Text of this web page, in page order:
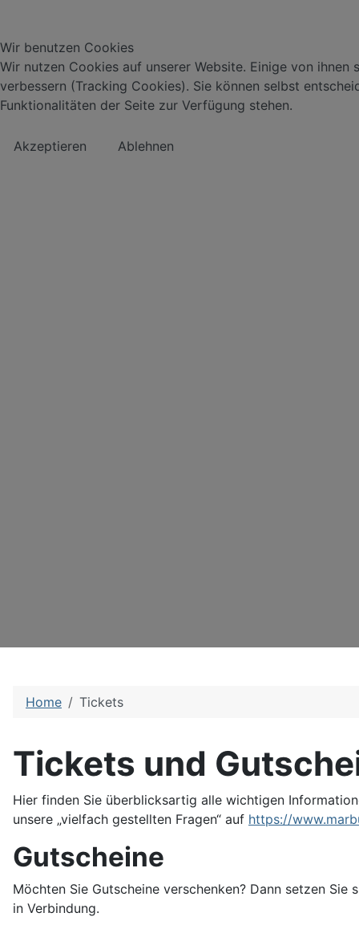
Home Tickets
Tickets und
Hier finden Sie überblicksartig alle wichtigen
unsere „vielfach gestellten Fragen“ auf https://
Gutscheine
Möchten Sie Gutscheine verschenken? Dann setzen
in Verbindung.
Wir benutzen Cookies
Wir nutzen Cookies auf unserer Website. Einige von
verbessern (Tracking Cookies). Sie können selbst
Funktionalitäten der Seite zur Verfügung stehen.
Akzeptieren Ablehnen